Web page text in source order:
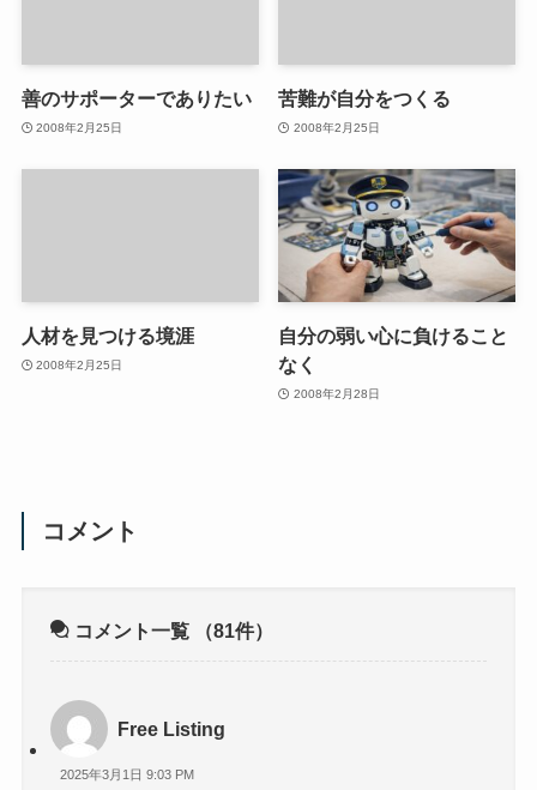
善のサポーターでありたい
2008年2月25日
苦難が自分をつくる
2008年2月25日
人材を見つける境涯
2008年2月25日
自分の弱い心に負けること
なく
2008年2月28日
コメント
コメント一覧 （81件）
Free Listing
2025年3月1日 9:03 PM